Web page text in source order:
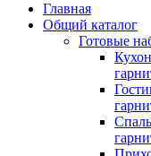
Главная
Общий каталог
Готовые